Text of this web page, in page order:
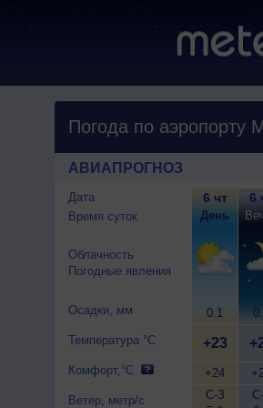
Погода по аэропорту
АВИАПРОГНОЗ
Дата
Время суток
Облачность
Погодные явления
Осадки, мм
Температура °C
Комфорт,°C
Ветер, метр/с
6 чт
День
0.1
+23
+24
С-З
6